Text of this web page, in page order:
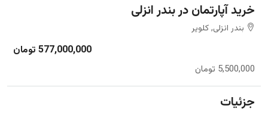
خرید آپارتمان در بندر انزلی
بندر انزلی, کلویر
577,000,000 تومان
5,500,000 تومان
جزئیات